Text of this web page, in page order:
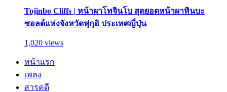
Tojinbo Cliffs | หน้าผาโทจินโบ สุดยอดหน้าผาหินบะ
ซอลต์แห่งจังหวัดฟุกุอิ ประเทศญี่ปุ่น
1,020 views
หน้าแรก
เพลง
สารคดี